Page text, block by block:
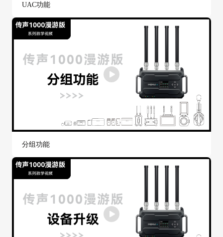
UAC功能
分组功能